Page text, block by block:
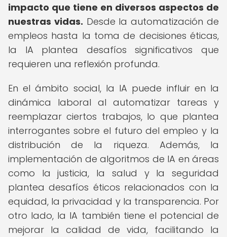
impacto que tiene en diversos aspectos de
nuestras vidas. Desde la automatización de
empleos hasta la toma de decisiones éticas,
la IA plantea desafíos significativos que
requieren una reflexión profunda.
En el ámbito social, la IA puede influir en la
dinámica laboral al automatizar tareas y
reemplazar ciertos trabajos, lo que plantea
interrogantes sobre el futuro del empleo y la
distribución de la riqueza. Además, la
implementación de algoritmos de IA en áreas
como la justicia, la salud y la seguridad
plantea desafíos éticos relacionados con la
equidad, la privacidad y la transparencia. Por
otro lado, la IA también tiene el potencial de
mejorar la calidad de vida, facilitando la